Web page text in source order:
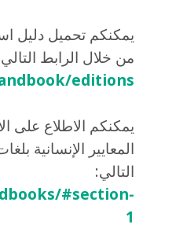
يمكنكم تحميل دليل
من خلال الرابط
editions/
يمكنكم الاطلاع على
المعايير الإنسانية
التالي:
#section-
1